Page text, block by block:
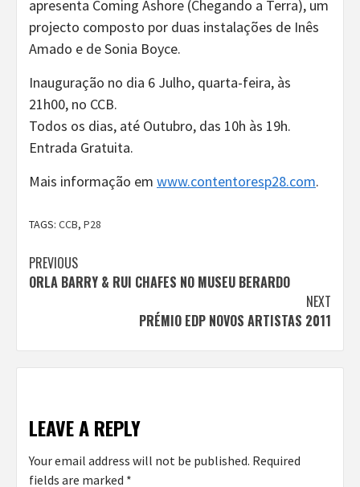
apresenta Coming Ashore (Chegando a Terra), um
projecto composto por duas instalações de Inês
Amado e de Sonia Boyce.
Inauguração no dia 6 Julho, quarta-feira, às
21h00, no CCB.
Todos os dias, até Outubro, das 10h às 19h.
Entrada Gratuita.
Mais informação em www.contentoresp28.com.
TAGS: CCB, P28
Continue
Reading
PREVIOUS
ORLA BARRY & RUI CHAFES NO MUSEU BERARDO
NEXT
PRÉMIO EDP NOVOS ARTISTAS 2011
LEAVE A REPLY
Your email address will not be published. Required
fields are marked *